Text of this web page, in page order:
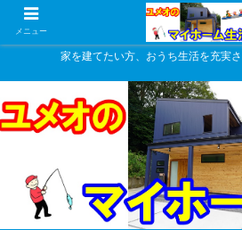
家を建てたい方、おうち生活を充実
メニュー